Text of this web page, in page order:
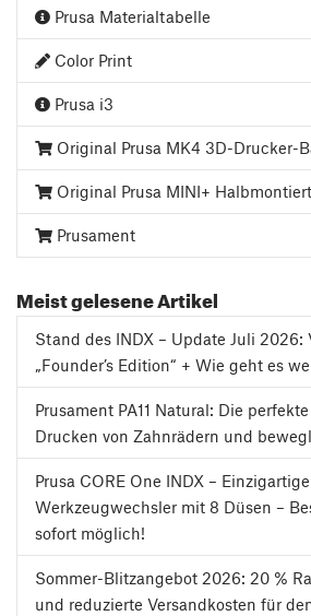
Prusa Materialtabelle
Color Print
Prusa i3
Original Prusa MK4 3D-Drucker-
Original Prusa MINI+ Halbmontiert
Prusament
Meist gelesene Artikel
Stand des INDX – Update Juli 2026:
„Founder’s Edition“ + Wie geht es
Prusament PA11 Natural: Die
Drucken von Zahnrädern und
Prusa CORE One INDX –
Werkzeugwechsler mit 8 Düsen –
sofort möglich!
Sommer-Blitzangebot 2026: 20 %
und reduzierte Versandkosten für